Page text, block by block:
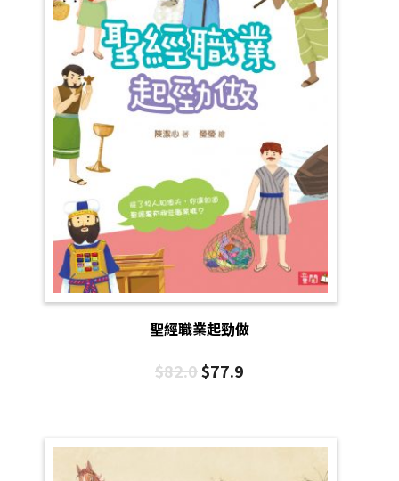
聖經職業起勁做
$82.0$77.9